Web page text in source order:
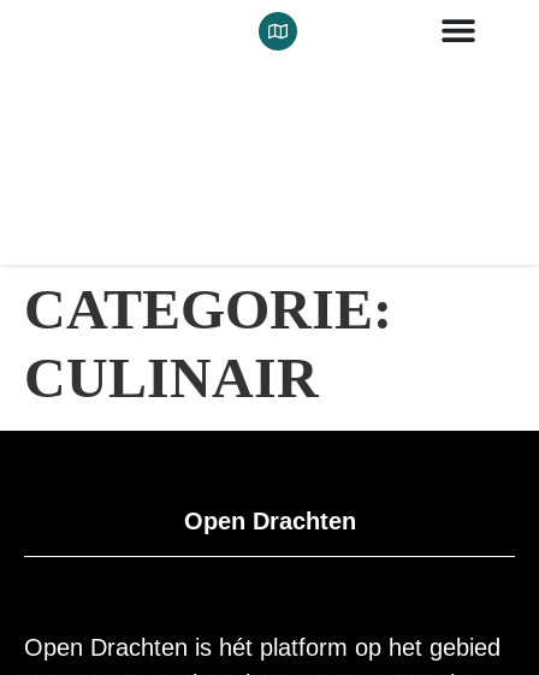
CATEGORIE:
CULINAIR
Open Drachten
Open Drachten is hét platform op het gebied